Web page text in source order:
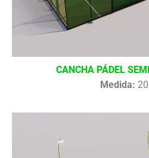
CANCHA PÁDEL
Medida: